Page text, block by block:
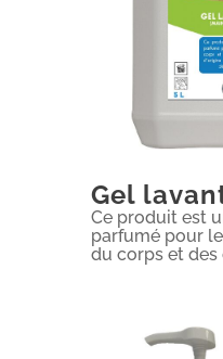
Gel
Ce produit est
parfumé pour
du corps et des